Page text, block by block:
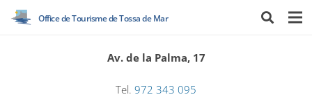
Office de Tourisme de Tossa de Mar
Av. de la Palma, 17
Tel. 972 343 095